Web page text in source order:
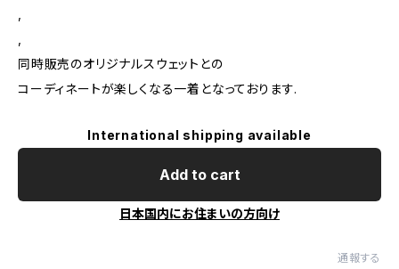
同時販売のオリジナルスウェットとの
コーディネートが楽しくなる一着となっております.
International shipping available
Add to cart
日本国内にお住まいの方向け
通報する